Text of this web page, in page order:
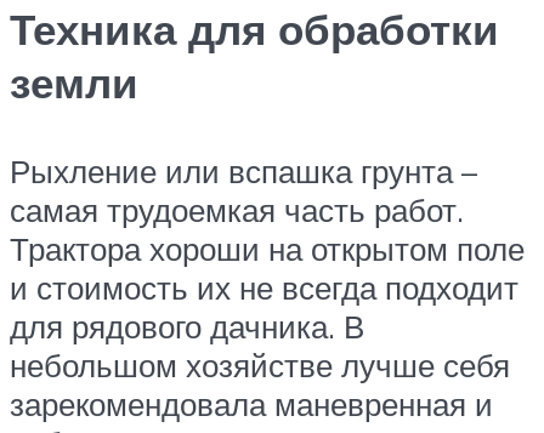
Техника для обработки
земли
Рыхление или вспашка грунта –
самая трудоемкая часть работ.
Трактора хороши на открытом поле
и стоимость их не всегда подходит
для рядового дачника. В
небольшом хозяйстве лучше себя
зарекомендовала маневренная и